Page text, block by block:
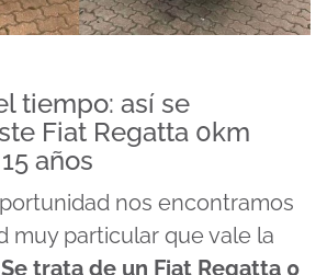
tiempo: así se
Fiat Regatta 0km
años
nos encontramos
muy particular que vale la
Se trata de un Fiat Regatta 0